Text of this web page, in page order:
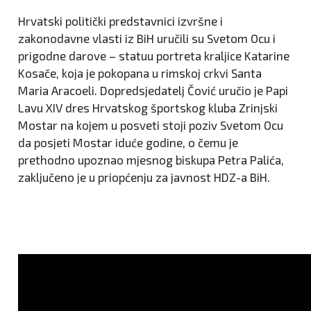
Hrvatski politički predstavnici izvršne i
zakonodavne vlasti iz BiH uručili su Svetom Ocu i
prigodne darove – statuu portreta kraljice Katarine
Kosače, koja je pokopana u rimskoj crkvi Santa
Maria Aracoeli. Dopredsjedatelj Čović uručio je Papi
Lavu XIV dres Hrvatskog športskog kluba Zrinjski
Mostar na kojem u posveti stoji poziv Svetom Ocu
da posjeti Mostar iduće godine, o čemu je
prethodno upoznao mjesnog biskupa Petra Palića,
zaključeno je u priopćenju za javnost HDZ-a BiH.